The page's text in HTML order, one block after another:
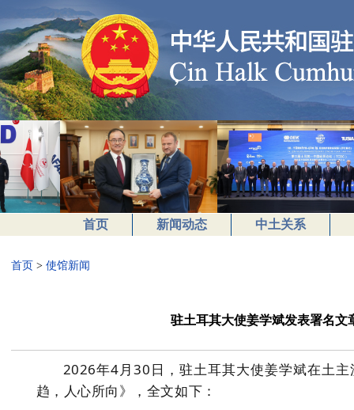
首页 新闻动态 中土关系
首页 > 使馆新闻
驻土耳其大使姜学斌发表署名文
2026年4月30日，驻土耳其大使姜学斌在土主
趋，人心所向》 ，全文如下：